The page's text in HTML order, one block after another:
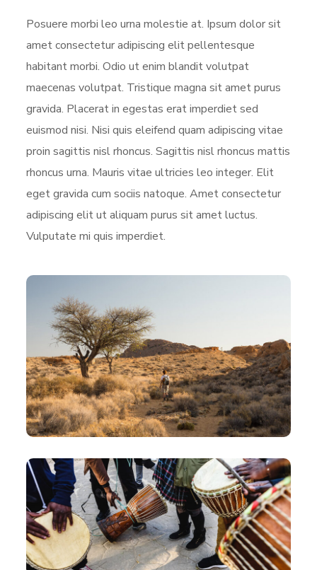
Posuere morbi leo urna molestie at. Ipsum dolor sit
amet consectetur adipiscing elit pellentesque
habitant morbi. Odio ut enim blandit volutpat
maecenas volutpat. Tristique magna sit amet purus
gravida. Placerat in egestas erat imperdiet sed
euismod nisi. Nisi quis eleifend quam adipiscing vitae
proin sagittis nisl rhoncus. Sagittis nisl rhoncus mattis
rhoncus urna. Mauris vitae ultricies leo integer. Elit
eget gravida cum sociis natoque. Amet consectetur
adipiscing elit ut aliquam purus sit amet luctus.
Vulputate mi quis imperdiet.